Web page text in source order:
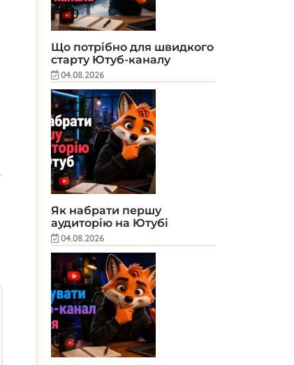
Що потрібно для швидкого
старту Ютуб-каналу
04.08.2026
Як набрати першу
аудиторію на Ютубі
04.08.2026